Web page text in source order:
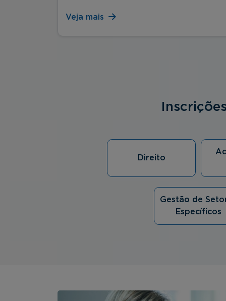
Veja mais
Direito
Gestão de
Específicos